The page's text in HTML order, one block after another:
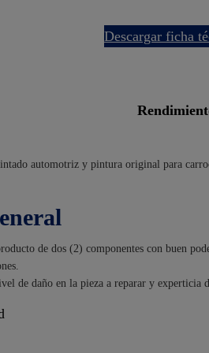
descargar ficha
automotriz y pintura original para
de dos (2) componentes con buen
de daño en la pieza a reparar y experticia